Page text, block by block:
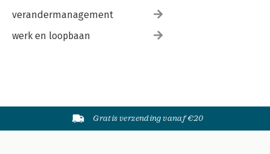
verandermanagement
werk en loopbaan
Gratis verzending vanaf €20